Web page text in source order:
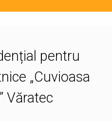
pentru
„Cuvioasa
Văratec